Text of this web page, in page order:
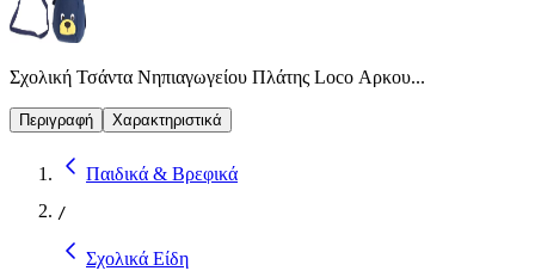
Σχολική Τσάντα Νηπιαγωγείου Πλάτης Loco Αρκου...
Περιγραφή Χαρακτηριστικά
Παιδικά & Βρεφικά
/
Σχολικά Είδη